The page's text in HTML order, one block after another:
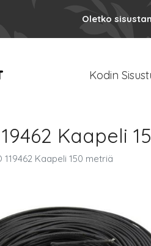
Oletko
Kodin
Kaapeli
119462 Kaapeli 150 metriä